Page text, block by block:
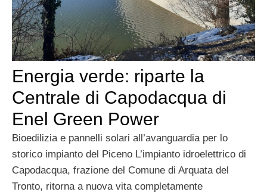
Energia verde: riparte la
Centrale di Capodacqua di
Enel Green Power
Bioedilizia e pannelli solari all’avanguardia per lo
storico impianto del Piceno L’impianto idroelettrico di
Capodacqua, frazione del Comune di Arquata del
Tronto, ritorna a nuova vita completamente